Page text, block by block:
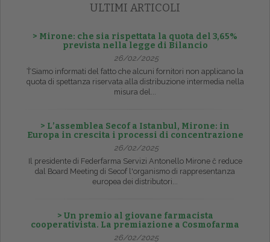
ULTIMI ARTICOLI
> Mirone: che sia rispettata la quota del 3,65%
prevista nella legge di Bilancio
26/02/2025
ŤSiamo informati del fatto che alcuni fornitori non applicano la
quota di spettanza riservata alla distribuzione intermedia nella
misura del...
> L’assemblea Secof a Istanbul, Mirone: in
Europa in crescita i processi di concentrazione
26/02/2025
Il presidente di Federfarma Servizi Antonello Mirone č reduce
dal Board Meeting di Secof l'organismo di rappresentanza
europea dei distributori...
> Un premio al giovane farmacista
cooperativista. La premiazione a Cosmofarma
26/02/2025